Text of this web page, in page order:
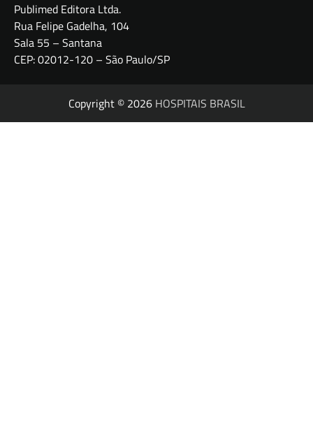
Publimed Editora Ltda.
Rua Felipe Gadelha, 104
Sala 55 – Santana
CEP: 02012-120 – São Paulo/SP
Copyright © 2026 HOSPITAIS BRASIL